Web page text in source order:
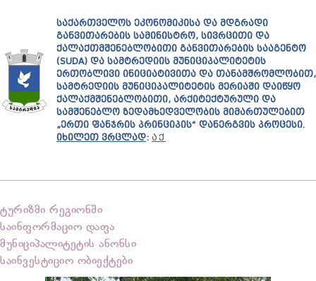
ᲡᲐᲥᲐᲠᲗᲕᲔᲚᲝᲡ ᲔᲙᲝᲜᲝᲛᲘᲙᲘᲡᲐ ᲓᲐ ᲛᲓᲒᲠᲐᲓᲘ
ᲒᲐᲜᲕᲘᲗᲐᲠᲔᲑᲘᲡ ᲡᲐᲛᲘᲜᲘᲡᲢᲠᲝ, ᲡᲘᲕᲠᲪᲘᲗᲘ ᲓᲐ
ᲥᲐᲚᲐᲥᲗᲛᲨᲔᲜᲔᲑᲚᲝᲑᲘᲗᲘ ᲒᲐᲜᲕᲘᲗᲐᲠᲔᲑᲘᲡ ᲡᲐᲐᲒᲔᲜᲢᲝ
(SUDA) ᲓᲐ ᲡᲐᲛᲢᲠᲔᲓᲘᲘᲡ ᲛᲣᲜᲘᲪᲘᲞᲐᲚᲘᲢᲔᲢᲘᲡ
ᲔᲠᲗᲝᲑᲚᲘᲕᲘ ᲘᲜᲘᲪᲘᲐᲢᲘᲕᲘᲗᲐ ᲓᲐ ᲗᲐᲜᲐᲛᲨᲠᲝᲛᲚᲝᲑᲘᲗ,
ᲡᲐᲛᲢᲠᲔᲓᲘᲘᲡ ᲛᲣᲜᲘᲪᲘᲞᲐᲚᲘᲢᲔᲢᲘᲡ ᲛᲔᲠᲘᲐᲨᲘ ᲓᲐᲘᲬᲧᲝ
ᲥᲐᲚᲐᲥᲛᲨᲔᲜᲔᲑᲚᲝᲑᲘᲗᲘ, ᲐᲠᲥᲘᲢᲔᲥᲢᲣᲠᲣᲚᲘ ᲓᲐ
ᲡᲐᲛᲨᲔᲜᲔᲑᲚᲝ ᲖᲔᲓᲐᲛᲮᲔᲓᲕᲔᲚᲝᲑᲘᲡ ᲛᲘᲛᲐᲠᲗᲣᲚᲔᲑᲘᲗ
„ᲔᲠᲗᲘ ᲤᲐᲜᲯᲠᲘᲡ ᲞᲠᲘᲜᲪᲘᲞᲘᲡ“ ᲓᲐᲜᲔᲠᲒᲕᲘᲡ ᲞᲠᲝᲪᲔᲡᲘ.
ᲘᲮᲘᲚᲔᲗ ᲕᲠᲪᲚᲐᲓ: ᲐᲥ
ტურიზმი რეგიონში
საინფორმაციო დაფა
მუნიციპალიტეტის ანონსი
საინვესტიციო ობიექტები